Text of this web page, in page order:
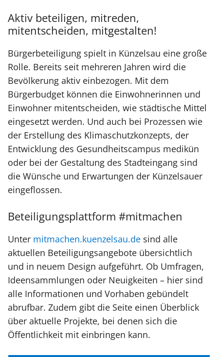
Aktiv beteiligen, mitreden,
mitentscheiden, mitgestalten!
Bürgerbeteiligung spielt in Künzelsau eine große
Rolle. Bereits seit mehreren Jahren wird die
Bevölkerung aktiv einbezogen. Mit dem
Bürgerbudget können die Einwohnerinnen und
Einwohner mitentscheiden, wie städtische Mittel
eingesetzt werden. Und auch bei Prozessen wie
der Erstellung des Klimaschutzkonzepts, der
Entwicklung des Gesundheitscampus medikün
oder bei der Gestaltung des Stadteingang sind
die Wünsche und Erwartungen der Künzelsauer
eingeflossen.
Beteiligungsplattform #mitmachen
Unter mitmachen.kuenzelsau.de sind alle
aktuellen Beteiligungsangebote übersichtlich
und in neuem Design aufgeführt. Ob Umfragen,
Ideensammlungen oder Neuigkeiten – hier sind
alle Informationen und Vorhaben gebündelt
abrufbar. Zudem gibt die Seite einen Überblick
über aktuelle Projekte, bei denen sich die
Öffentlichkeit mit einbringen kann.